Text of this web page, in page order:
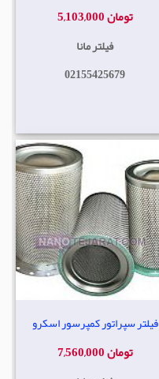
5,103,000 تومان
فیلتر مانا
02155425679
فیلتر سپراتور کمپرسور اسکرو
7,560,000 تومان